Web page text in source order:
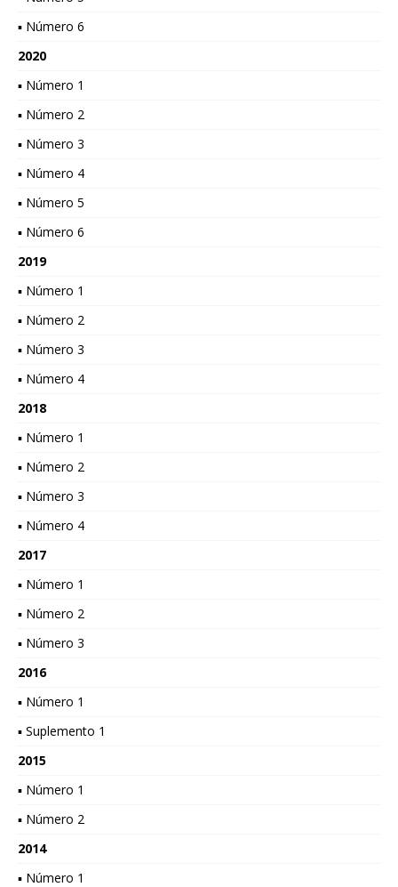
▪ Número 6
2020
▪ Número 1
▪ Número 2
▪ Número 3
▪ Número 4
▪ Número 5
▪ Número 6
2019
▪ Número 1
▪ Número 2
▪ Número 3
▪ Número 4
2018
▪ Número 1
▪ Número 2
▪ Número 3
▪ Número 4
2017
▪ Número 1
▪ Número 2
▪ Número 3
2016
▪ Número 1
▪ Suplemento 1
2015
▪ Número 1
▪ Número 2
2014
▪ Número 1